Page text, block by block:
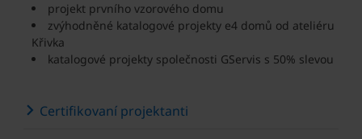
projekt prvního vzorového domu
zvýhodněné katalogové projekty e4 domů od ateliéru
Křivka
katalogové projekty společnosti GServis s 50% slevou
Certifikovaní projektanti